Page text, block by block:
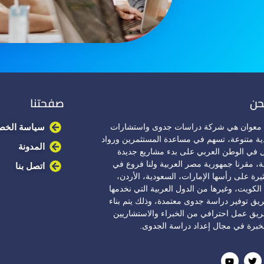
هي شركة دراسات جدوى واستشارات
متنوعة، تسهم في مساعدة المستثمرين ورواد
في الوطن العربي على بدء مشاريع جديدة
مقرنا جمهورية مصر العربية ولنا فروع في
على رأسها الإمارات، السعودية، الأردن،
وغيرها من الدول العربية التي نخدمها
توفير دراسة جدوى معتمدة، وذلك يتم بناء
عمل احترافي من الخبراء والاستشاريين
في مجال إعداد دراسة الجدوى.
صفحتنا
سياسة
المدونة
اتصل بنا